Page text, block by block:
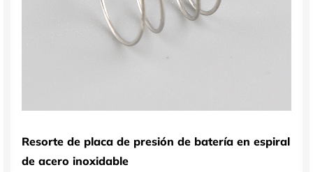
Resorte de placa de presión de batería en espiral
de acero inoxidable